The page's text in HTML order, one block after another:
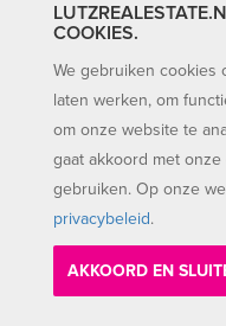
COOKIES.
We gebruiken cookies
laten werken, om
om onze website te
gaat akkoord met
gebruiken. Op onze
privacybeleid.
AKKOORD EN